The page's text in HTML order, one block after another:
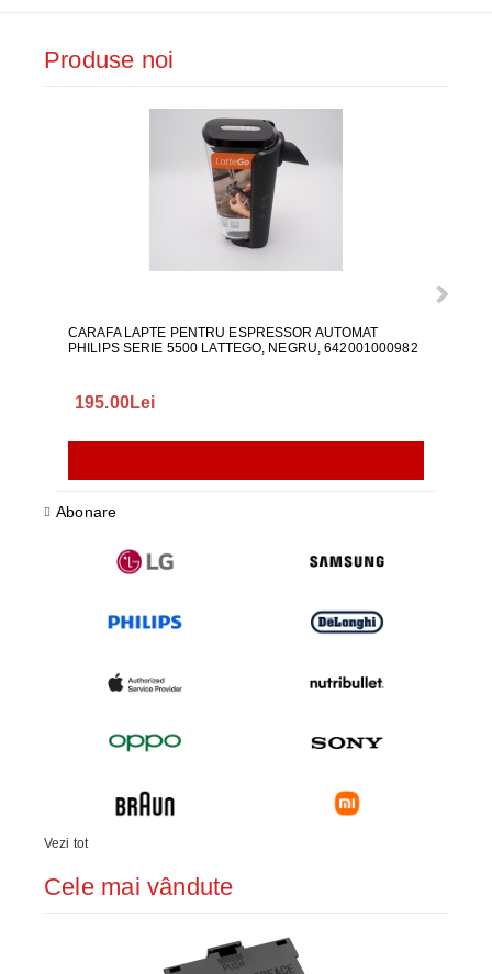
Produse noi
CARAFA LAPTE PENTRU ESPRESSOR AUTOMAT
PHILIPS SERIE 5500 LATTEGO, NEGRU, 642001000982
195.00Lei
Abonare
Vezi tot
Cele mai vândute